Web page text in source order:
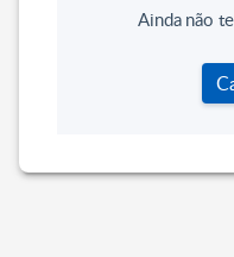
Ainda não